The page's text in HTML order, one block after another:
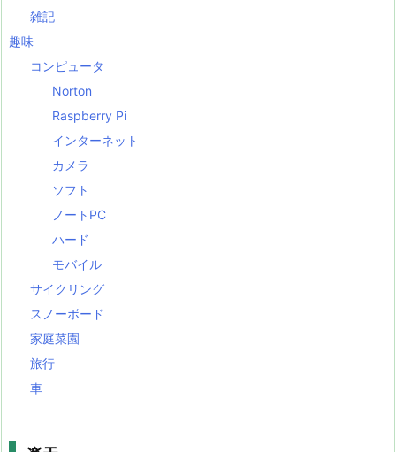
雑記
趣味
コンピュータ
Norton
Raspberry Pi
インターネット
カメラ
ソフト
ノートPC
ハード
モバイル
サイクリング
スノーボード
家庭菜園
旅行
車